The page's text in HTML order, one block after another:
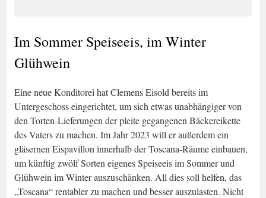
Im Sommer Speiseeis, im Winter
Glühwein
Eine neue Konditorei hat Clemens Eisold bereits im
Untergeschoss eingerichtet, um sich etwas unabhängiger von
den Torten-Lieferungen der pleite gegangenen Bäckereikette
des Vaters zu machen. Im Jahr 2023 will er außerdem ein
gläsernen Eispavillon innerhalb der Toscana-Räume einbauen,
um künftig zwölf Sorten eigenes Speiseeis im Sommer und
Glühwein im Winter auszuschänken. All dies soll helfen, das
„Toscana“ rentabler zu machen und besser auszulasten. Nicht